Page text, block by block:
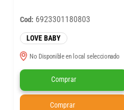
Cod: 6923301180803
LOVE BABY
No Disponible en local seleccionado
Comprar
Comprar